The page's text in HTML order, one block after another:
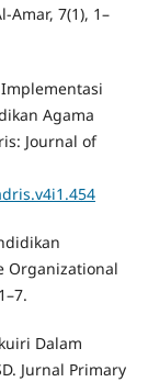
Amar, 7(1), 1–
Agama
Journal of
Organizational
Dalam
Jurnal Primary